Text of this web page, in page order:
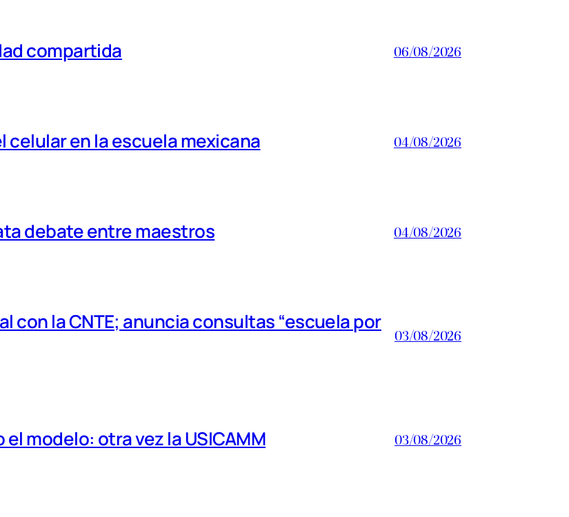
compartida 06/08/2026
en la escuela mexicana 04/08/2026
debate entre maestros 04/08/2026
la CNTE; anuncia consultas “escuela por
03/08/2026
modelo: otra vez la USICAMM 03/08/2026